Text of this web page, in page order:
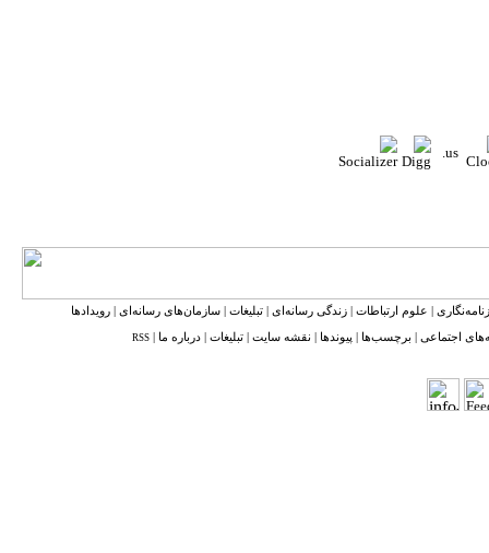
علوم ارتباطات |زندگی رسانه‌ای |تبلیغات سازمان‌های رسانه‌ای |رویدادها
اجتماعی برچسب‌ها پیوندها نقشه ‌سایت تبلیغات |درباره ما |
RSS